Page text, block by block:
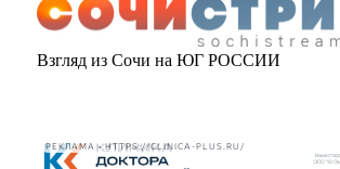
Взгляд из Сочи на ЮГ РОССИИ
РЕКЛАМА • HTTPS://CLINICA-PLUS.RU/